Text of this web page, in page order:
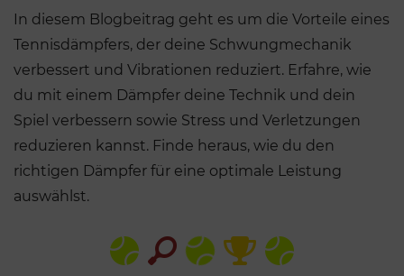
In diesem Blogbeitrag geht es um die Vorteile eines
Tennisdämpfers, der deine Schwungmechanik
verbessert und Vibrationen reduziert. Erfahre, wie
du mit einem Dämpfer deine Technik und dein
Spiel verbessern sowie Stress und Verletzungen
reduzieren kannst. Finde heraus, wie du den
richtigen Dämpfer für eine optimale Leistung
auswählst.